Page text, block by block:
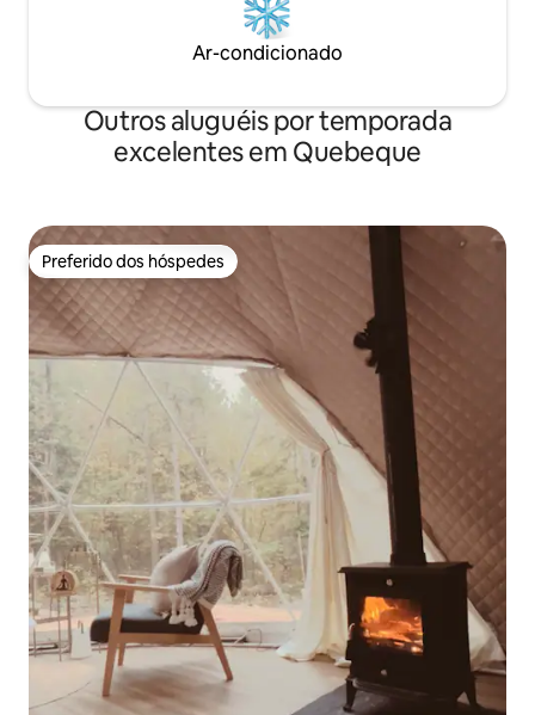
Ar-condicionado
Outros aluguéis por temporada
excelentes em Quebeque
Preferido dos hóspedes
Preferido dos hóspedes